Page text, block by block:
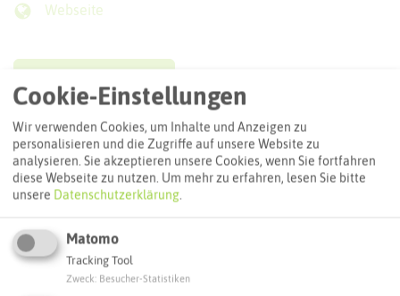
Webseite
Routenplanung zum Ziel:
ÖPNV-Route finden
Autoroute finden
Cookie-Einstellungen
Wir verwenden Cookies, um Inhalte und Anzeigen zu
personalisieren und die Zugriffe auf unsere Website zu
analysieren. Sie akzeptieren unsere Cookies, wenn Sie fortfahren
diese Webseite zu nutzen. Um mehr zu erfahren, lesen Sie bitte
unsere Datenschutzerklärung.
Matomo
Tracking Tool
Zweck Besucher-Statistiken